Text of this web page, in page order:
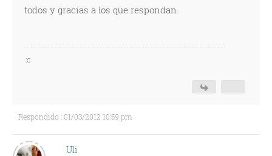
todos y gracias a los que respondan.
:c
Respondido : 01/03/2012 10:59 pm
Uli